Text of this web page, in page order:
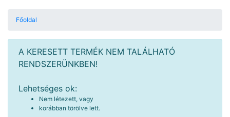
Főoldal
A KERESETT TERMÉK NEM TALÁLHATÓ
RENDSZERÜNKBEN!
Lehetséges ok:
Nem létezett, vagy
korábban törölve lett.